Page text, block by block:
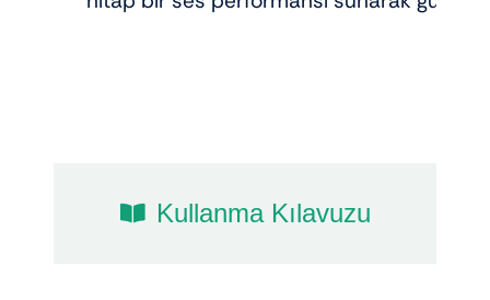
Kullanma Kılavuzu